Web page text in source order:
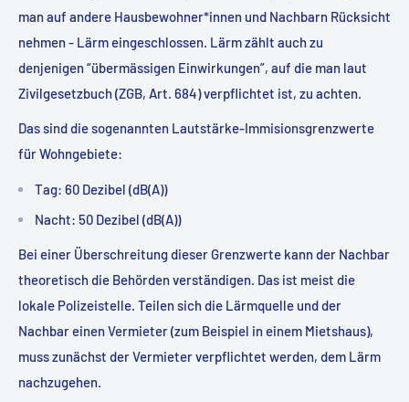
man auf andere Hausbewohner*innen und Nachbarn Rücksicht
nehmen - Lärm eingeschlossen. Lärm zählt auch zu
denjenigen “übermässigen Einwirkungen”, auf die man laut
Zivilgesetzbuch (ZGB, Art. 684) verpflichtet ist, zu achten.
Das sind die sogenannten Lautstärke-Immisionsgrenzwerte
für Wohngebiete:
Tag: 60 Dezibel (dB(A))
Nacht: 50 Dezibel (dB(A))
Bei einer Überschreitung dieser Grenzwerte kann der Nachbar
theoretisch die Behörden verständigen. Das ist meist die
lokale Polizeistelle. Teilen sich die Lärmquelle und der
Nachbar einen Vermieter (zum Beispiel in einem Mietshaus),
muss zunächst der Vermieter verpflichtet werden, dem Lärm
nachzugehen.